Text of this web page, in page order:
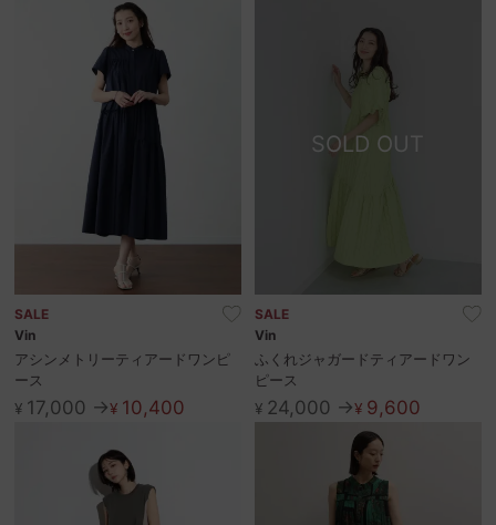
SALE
Vin
アシンメトリーティアードワンピ
ース
¥17,000 →¥10,400
SOLD OUT
SALE
Vin
ふくれジャガードティアードワン
ピース
¥24,000 →¥9,600